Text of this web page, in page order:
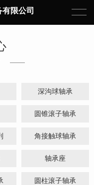
限公司
深沟球轴承
圆锥滚子轴承
角接触球轴承
轴承座
圆柱滚子轴承